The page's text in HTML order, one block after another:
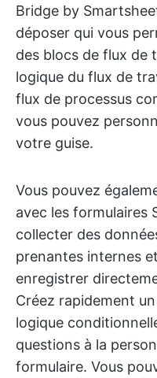
Bridge by
déposer qui vous
des blocs de flux de
logique du flux de
flux de processus
vous pouvez
votre guise.
Vous pouvez
avec les formulaires
collecter des
prenantes internes
enregistrer
Créez rapidement
logique
questions à la
formulaire. Vous